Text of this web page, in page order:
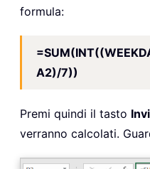
formula:
A2)/7))
Premi quindi il tasto
verranno calcolati.